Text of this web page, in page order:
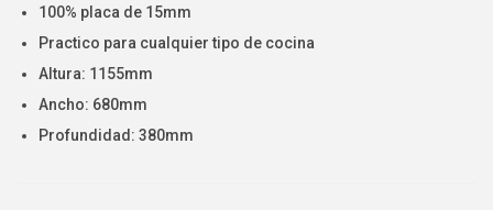
100% placa de 15mm
Practico para cualquier tipo de cocina
Altura: 1155mm
Ancho: 680mm
Profundidad: 380mm